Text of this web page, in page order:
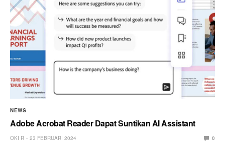
NEWS
Adobe Acrobat Reader Dapat Suntikan AI Assistant
OKI R 23 FEBRUARI 2024 0